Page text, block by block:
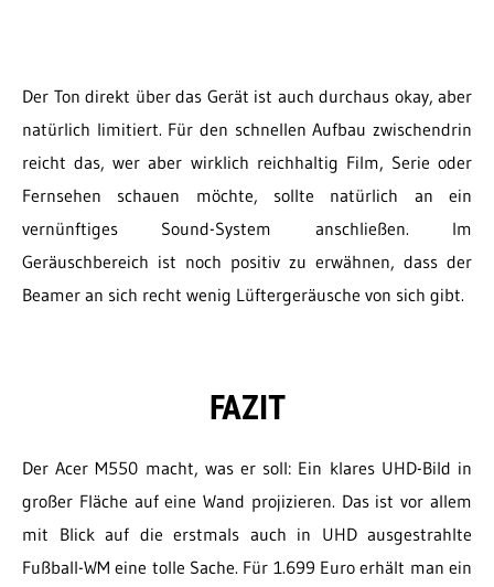
Der Ton direkt über das Gerät ist auch durchaus okay, aber
natürlich limitiert. Für den schnellen Aufbau zwischendrin
reicht das, wer aber wirklich reichhaltig Film, Serie oder
Fernsehen schauen möchte, sollte natürlich an ein
vernünftiges Sound-System anschließen. Im
Geräuschbereich ist noch positiv zu erwähnen, dass der
Beamer an sich recht wenig Lüftergeräusche von sich gibt.
FAZIT
Der Acer M550 macht, was er soll: Ein klares UHD-Bild in
großer Fläche auf eine Wand projizieren. Das ist vor allem
mit Blick auf die erstmals auch in UHD ausgestrahlte
Fußball-WM eine tolle Sache. Für 1.699 Euro erhält man ein